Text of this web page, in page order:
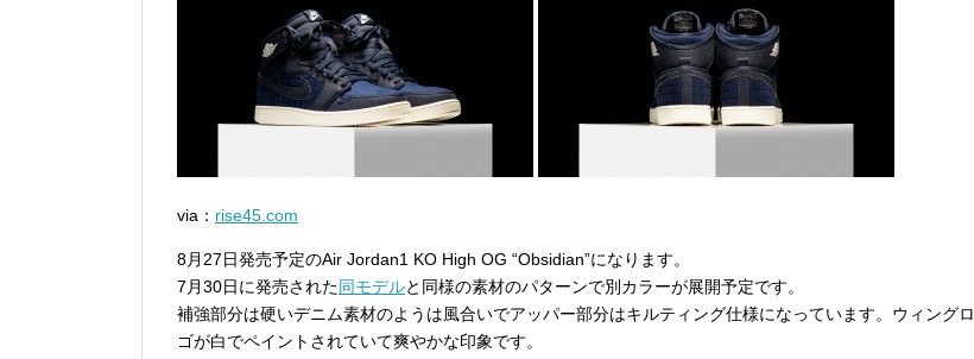
via： rise45.com
8月27日発売予定のAir Jordan1 KO High OG “Obsidian”になります。
7月30日に発売された同モデルと同様の素材のパターンで別カラーが展開予定です。
補強部分は硬いデニム素材のようは風合いでアッパー部分はキルティング仕様になっています。ウィングロ
ゴが白でペイントされていて爽やかな印象です。